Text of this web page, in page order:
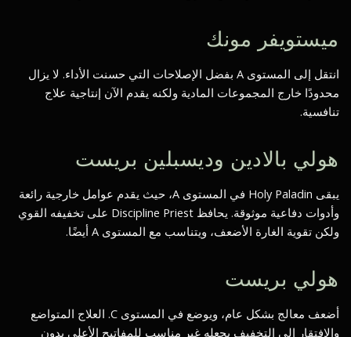
ميستويفر مونك
انتقل إلى المستوى A بفضل الإصلاحات التي حسنت الأداء. لا يزال
محدودًا خارج المجموعات المادية ولكنه يقدم الآن إنتاجية علاج
تنافسية.
هولي بالادين وديسبلين بريست
يبقى Holy Paladin في المستوى A، حيث يقدم عوامل خارجية رائعة
وأدوات دفاعية موثوقة. يحافظ Discipline Priest على تخفيفه القوي
ولكن تقوية الغارة الأضعف، ويتناسب مع المستوى A أيضًا.
هولي بريست
أضعف معالج بشكل عام، ويوضع في المستوى C. العلاج المتواضع
والافتقار إلى التخفيف يجعله غير مناسب للمفاتيح الأعلى بدون